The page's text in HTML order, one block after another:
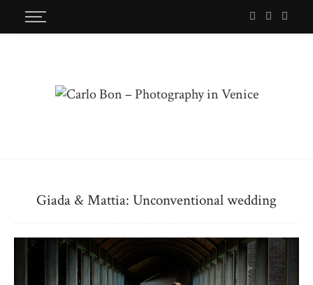
Giada & Mattia: Unconventional wedding